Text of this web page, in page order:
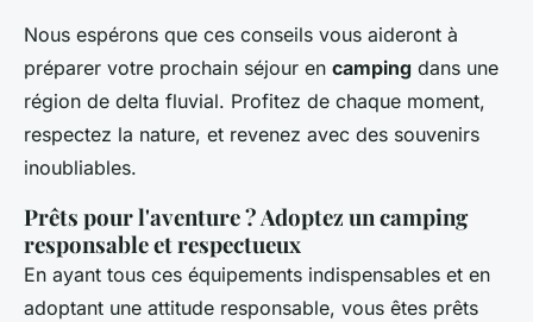
Nous espérons que ces conseils vous aideront à
préparer votre prochain séjour en camping dans une
région de delta fluvial. Profitez de chaque moment,
respectez la nature, et revenez avec des souvenirs
inoubliables.
Prêts pour l'aventure ? Adoptez un camping
responsable et respectueux
En ayant tous ces équipements indispensables et en
adoptant une attitude responsable, vous êtes prêts